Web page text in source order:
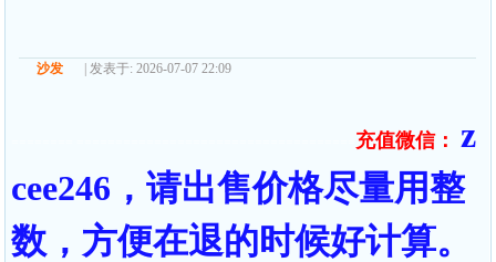
沙发 | 发表于: 2026-07-07 22:09
充值微信：
z
cee246，请出售价格尽量用整
数，方便在退的时候好计算。